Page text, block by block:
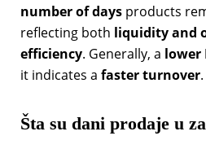
number of daysproducts
reflecting both liquidity and
efficiency. Generally, a lower
it indicates a faster turnover.
Šta su dani prodaje u